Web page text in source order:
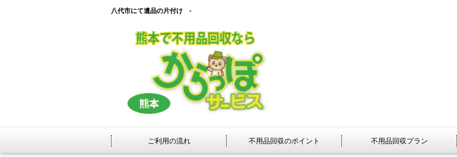
八代市にて遺品の片付け -
ご利用の流れ 不用品回収のポイント 不用品回収プラン